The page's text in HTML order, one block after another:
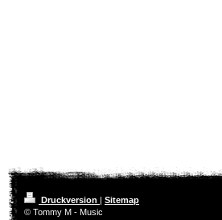
Druckversion | Sitemap
© Tommy M - Music